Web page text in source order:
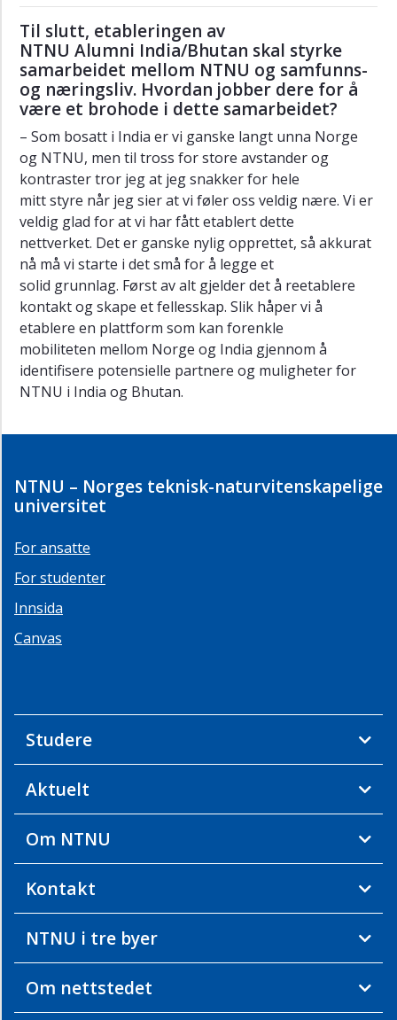
Kvamshagen
Kristine
Mjelde
Solevåg
Ingrid
Sørum
Melaaen
Monica
Havskjold
Remi
Eriksen
Bjørn
Haugstad
Kristina
Brend
Hilde
Tonne
Sonia
Kontakt
Bibliotektjenester
(GDPR)
FAQ
-
Til slutt, etableringen av
NTNU Alumni India/Bhutan skal styrke
samarbeidet mellom NTNU og samfunns-
og næringsliv. Hvordan jobber dere for å
være et brohode i dette samarbeidet?
– Som bosatt i India er vi ganske langt unna Norge
og NTNU, men til tross for store avstander og
kontraster tror jeg at jeg snakker for hele
mitt styre når jeg sier at vi føler oss veldig nære. Vi er
veldig glad for at vi har fått etablert dette
nettverket. Det er ganske nylig opprettet, så akkurat
nå må vi starte i det små for å legge et
solid grunnlag. Først av alt gjelder det å reetablere
kontakt og skape et fellesskap. Slik håper vi å
etablere en plattform som kan forenkle
mobiliteten mellom Norge og India gjennom å
identifisere potensielle partnere og muligheter for
NTNU i India og Bhutan.
NTNU – Norges teknisk-naturvitenskapelige
universitet
For ansatte
For studenter
Innsida
Canvas
Studere
Aktuelt
Om NTNU
Kontakt
NTNU i tre byer
Om nettstedet